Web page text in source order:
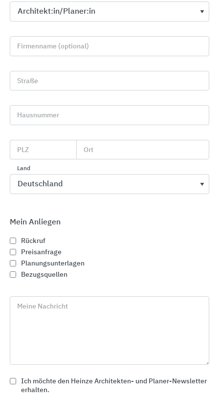
Textile modulare Bodenbeläge
MARAZZI
Firmenname (optional)
Straße
Hausnummer
PLZ Ort
Land
Mein Anliegen
Rückruf
Preisanfrage
Planungsunterlagen
Bezugsquellen
Meine Nachricht
Ich möchte den Heinze Architekten- und Planer-Newsletter
erhalten.